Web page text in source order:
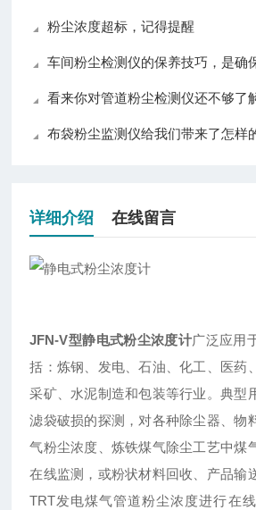
粉尘浓度超标，记得提醒
车间粉尘检测仪的保养技巧，是确保其可
看来你对管道粉尘检测仪还不够了
布袋粉尘监测仪给我们带来了怎样
详细介绍 在线留言
JFN-V型静电式粉尘浓度计广泛应用
括：炼钢、发电、石油、化工、医药
采矿、水泥制造和包装等行业。典型
滤袋破损的探测，对各种除尘器、物
气粉尘浓度、炼铁煤气除尘工艺中煤
在线监测，或粉状材料回收、产品输
TRT发电煤气管道粉尘浓度进行在